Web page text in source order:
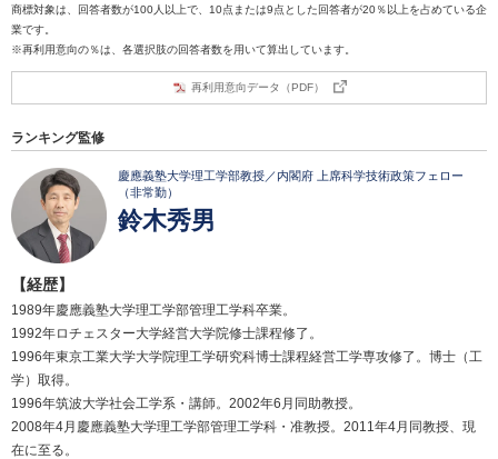
商標対象は、回答者数が100人以上で、10点または9点とした回答者が20％以上を占めている企
業です。
※再利用意向の％は、各選択肢の回答者数を用いて算出しています。
再利用意向データ（PDF）
ランキング監修
慶應義塾大学理工学部教授／内閣府 上席科学技術政策フェロー
（非常勤）
鈴木秀男
【経歴】
1989年慶應義塾大学理工学部管理工学科卒業。
1992年ロチェスター大学経営大学院修士課程修了。
1996年東京工業大学大学院理工学研究科博士課程経営工学専攻修了。博士（工
学）取得。
1996年筑波大学社会工学系・講師。2002年6月同助教授。
2008年4月慶應義塾大学理工学部管理工学科・准教授。2011年4月同教授、現
在に至る。